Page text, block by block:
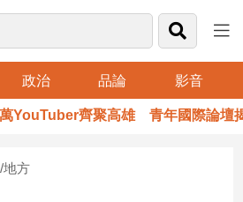
政治 品論 影音
齊聚高雄 青年國際論壇揭
地方